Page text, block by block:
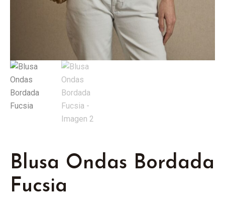
Blusa Ondas Bordada
Fucsia